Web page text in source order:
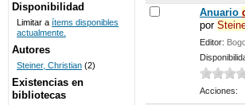
BIBLIOTECAS
UNICOC
Anuario
por
Editor:
Acciones:
Disponibilidad
Limitar a ítems disponibles
actualmente.
Autores
Steiner, Christian (2)
Existencias en
bibliotecas